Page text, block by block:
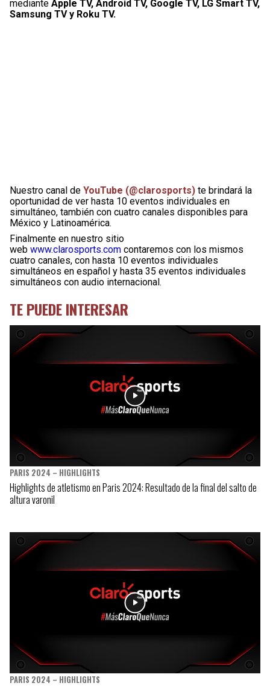
mediante Apple TV, Android TV, Google TV, LG Smart TV,
Samsung TV y Roku TV.
Nuestro canal de YouTube (@clarosports) te brindará la
oportunidad de ver hasta 10 eventos individuales en
simultáneo, también con cuatro canales disponibles para
México y Latinoamérica.
Finalmente en nuestro sitio
web www.clarosports.com contaremos con los mismos
cuatro canales, con hasta 10 eventos individuales
simultáneos en español y hasta 35 eventos individuales
simultáneos con audio internacional.
TE PUEDE INTERESAR
PARIS 2024 – HIGHLIGHTS
Highlights de atletismo en Paris 2024: Resultado de la final del salto de
altura varonil
PARIS 2024 – HIGHLIGHTS